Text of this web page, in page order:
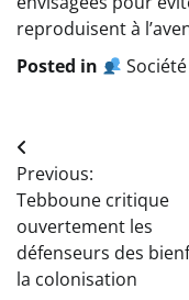
reproduisent à
Posted in
Société
Navigation
de
l’article
Previous:
Tebboune critique
ouvertement les
défenseurs des
la colonisation